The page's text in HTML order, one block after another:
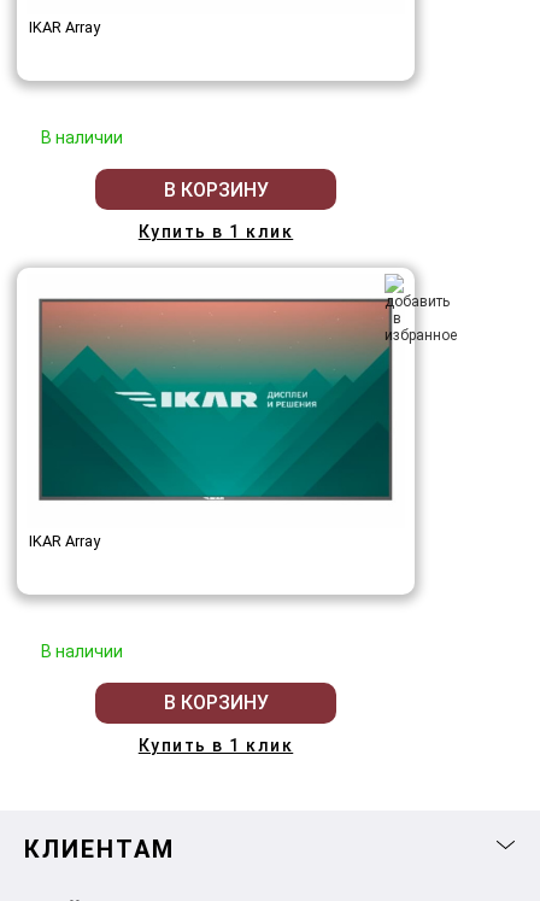
IKAR Array
В наличии
В КОРЗИНУ
Купить в 1 клик
IKAR Array
В наличии
В КОРЗИНУ
Купить в 1 клик
КЛИЕНТАМ